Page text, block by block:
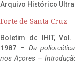
Arquivo Histórico
Forte de Santa Cruz
Boletim do IHIT, Vol.
1987 – Da
nos Açores –